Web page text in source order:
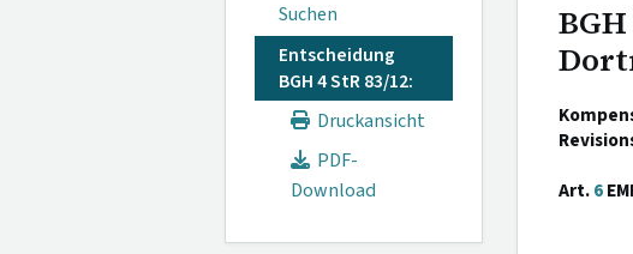
Suchen
Entscheidung
BGH 4 StR 83/12:
Druckansicht
PDF-
Download
Art.6